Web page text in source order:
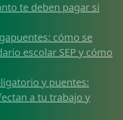
te deben pagar si
cómo se
escolar SEP y cómo
y puentes:
a tu trabajo y